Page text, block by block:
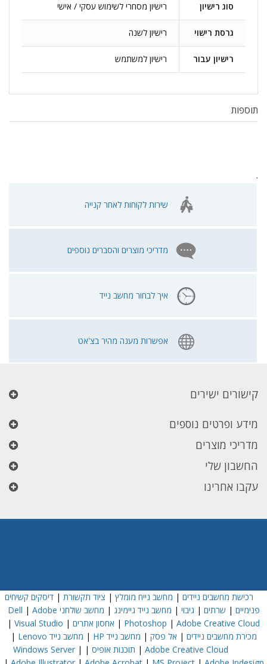
סוג רישיון רישיון מסחרי לשימוש עסקי / אישי
גרסת רישוי רישיון לשנה
רישיון עבור רישיון למשתמש
תוספות
.
שירות לקוחות לאחר קנייה
מדריכי מוצרים והסברים נוספים
איך לבחור מחשב נייד
אפשרות מענה מהיר בצ'אט
קישורים ישירים
מידע ופרטים נוספים
מדריכי מוצרים
החשבון שלי
עקבו אחרינו
רכישת מחשבים ניידים | מחשב נייח מומלץ | ציוד תקשורת |דיסקים קשיחים
פנימיים | שרתים | גיבוי | מחשב נייד גיימינג | מחשב שולחני Dell | Adobe
Photoshop | Adobe Creative Cloud
| אחסון אתרים |
Visual Studio
|
מכירת מחשבים ניידים | אל פסק | מחשב נייד HP | מחשב נייד Lenovo
|
Adobe Creative Cloud
| תוכנות אופיס |
Windows Server|